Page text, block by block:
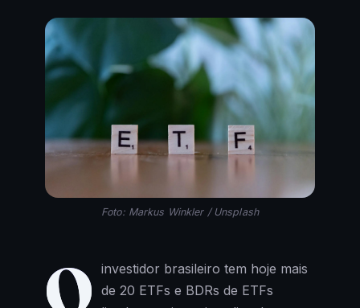
Foto: Markus Winkler / Unsplash
O investidor brasileiro tem hoje mais
de 20 ETFs e BDRs de ETFs